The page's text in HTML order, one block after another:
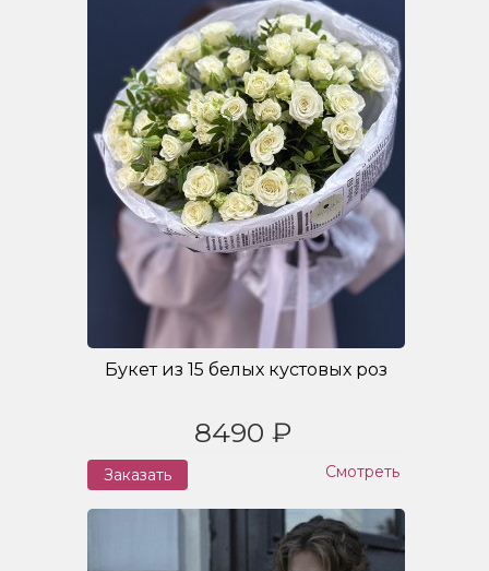
Букет из 15 белых кустовых роз
8490 ₽
Заказать Смотреть